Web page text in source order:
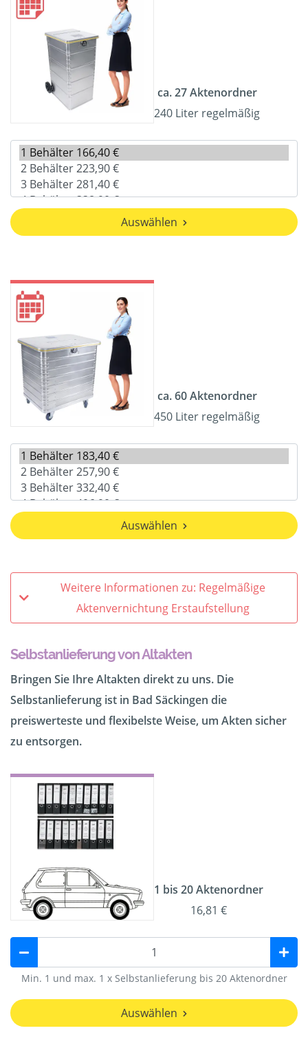
ca. 27 Aktenordner
240 Liter regelmäßig
Auswählen
ca. 60 Aktenordner
450 Liter regelmäßig
Auswählen
Weitere Informationen zu: Regelmäßige
Aktenvernichtung Erstaufstellung
Selbstanlieferung von Altakten
Bringen Sie Ihre Altakten direkt zu uns. Die
Selbstanlieferung ist in Bad Säckingen die
preiswerteste und flexibelste Weise, um Akten sicher
zu entsorgen.
1 bis 20 Aktenordner
16,81 €
Min. 1 und max. 1 x Selbstanlieferung bis 20 Aktenordner
Auswählen